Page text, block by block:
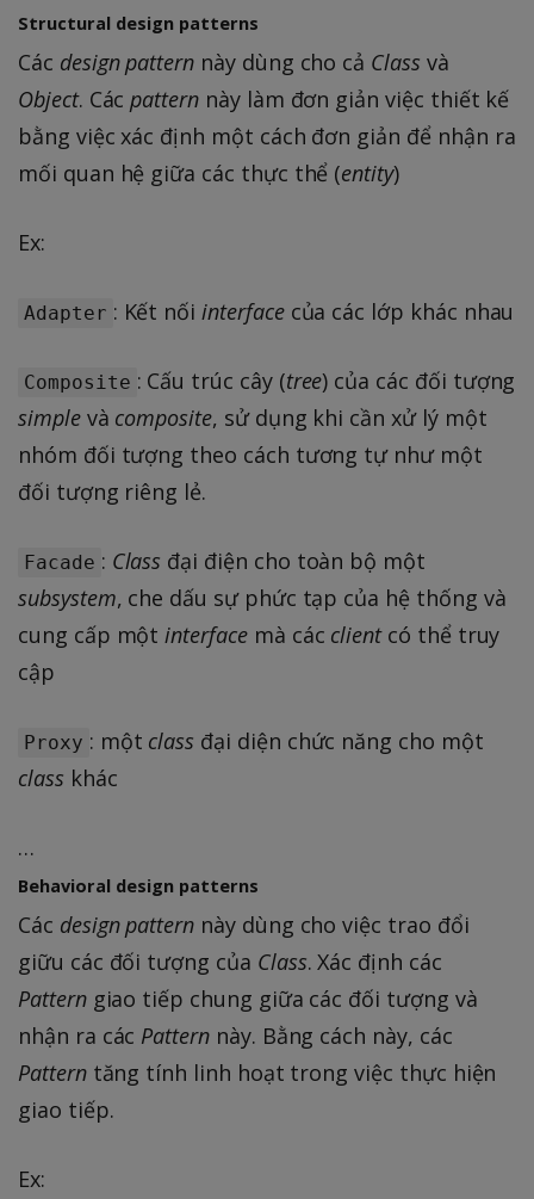
Structural design patterns
Các design pattern này dùng cho cả Class và
Object. Cácpattern này làm đơn giản việc thiết kế
bằng việc xác định một cách đơn giản để nhận ra
mối quan hệ giữa các thực thể (entity)
Ex:
Adapter : Kết nối interfacecủa các lớp khác nhau
Composite : Cấu trúc cây (tree) của các đối tượng
simplevà composite, sử dụng khi cần xử lý một
nhóm đối tượng theo cách tương tự như một
đối tượng riêng lẻ.
Facade : Class đại điện cho toàn bộ một
subsystem, che dấu sự phức tạp của hệ thống và
cung cấp một interfacemà các clientcó thể truy
cập
Proxy : một class đại diện chức năng cho một
class khác
…
Behavioral design patterns
Các design pattern này dùng cho việc trao đổi
giữu các đối tượng của Class. Xác định các
Patterngiao tiếp chung giữa các đối tượng và
nhận ra các Patternnày. Bằng cách này, các
Patterntăng tính linh hoạt trong việc thực hiện
giao tiếp.
Ex: